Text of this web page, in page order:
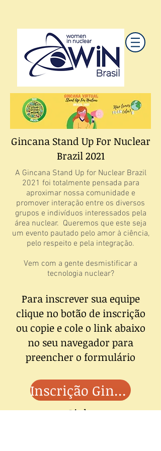
Gincana Stand Up For Nuclear
Brazil 2021
A Gincana Stand Up for Nuclear Brazil
2021 foi totalmente pensada para
aproximar nossa comunidade e
promover interação entre os diversos
grupos e indivíduos interessados pela
área nuclear. Queremos que este seja
um evento pautado pelo amor à ciência,
pelo respeito e pela integração.
Vem com a gente desmistificar a
tecnologia nuclear?
Para inscrever sua equipe
clique no botão de inscrição
ou copie e cole o link abaixo
no seu navegador para
preencher o formulário
Inscrição Gincana
Link: